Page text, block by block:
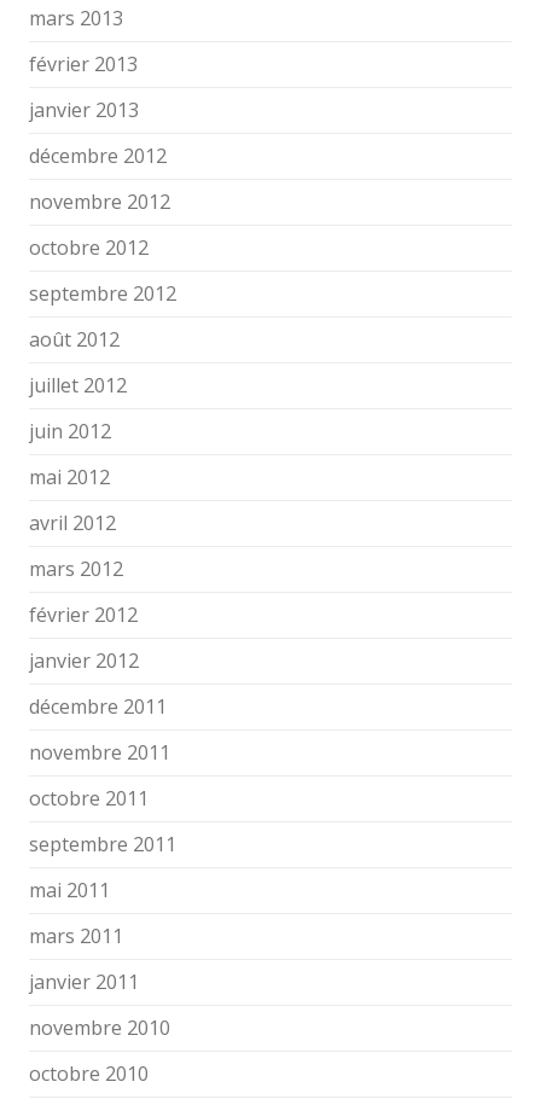
mars 2013
février 2013
janvier 2013
décembre 2012
novembre 2012
octobre 2012
septembre 2012
août 2012
juillet 2012
juin 2012
mai 2012
avril 2012
mars 2012
février 2012
janvier 2012
décembre 2011
novembre 2011
octobre 2011
septembre 2011
mai 2011
mars 2011
janvier 2011
novembre 2010
octobre 2010